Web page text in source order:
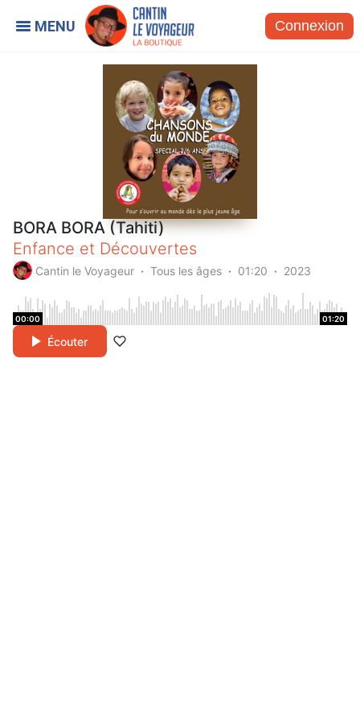
Connexion
BORA BORA (Tahiti)
Enfance et Découvertes
Cantin le Voyageur Tous les âges 01:20 2023
00:00 01:20
Écouter